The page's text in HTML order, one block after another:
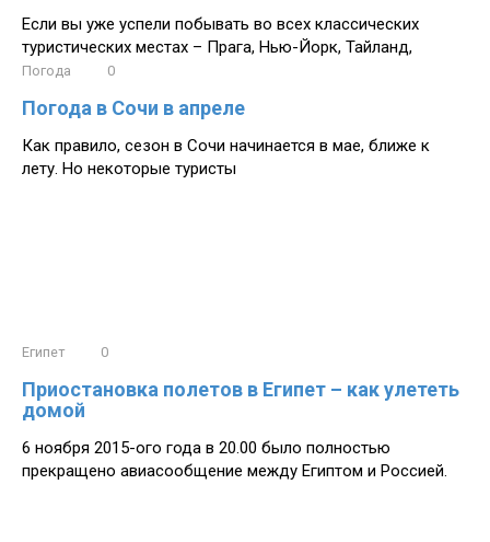
Если вы уже успели побывать во всех классических
туристических местах – Прага, Нью-Йорк, Тайланд,
Погода 0
Погода в Сочи в апреле
Как правило, сезон в Сочи начинается в мае, ближе к
лету. Но некоторые туристы
Египет 0
Приостановка полетов в Египет – как улететь
домой
6 ноября 2015-ого года в 20.00 было полностью
прекращено авиасообщение между Египтом и Россией.